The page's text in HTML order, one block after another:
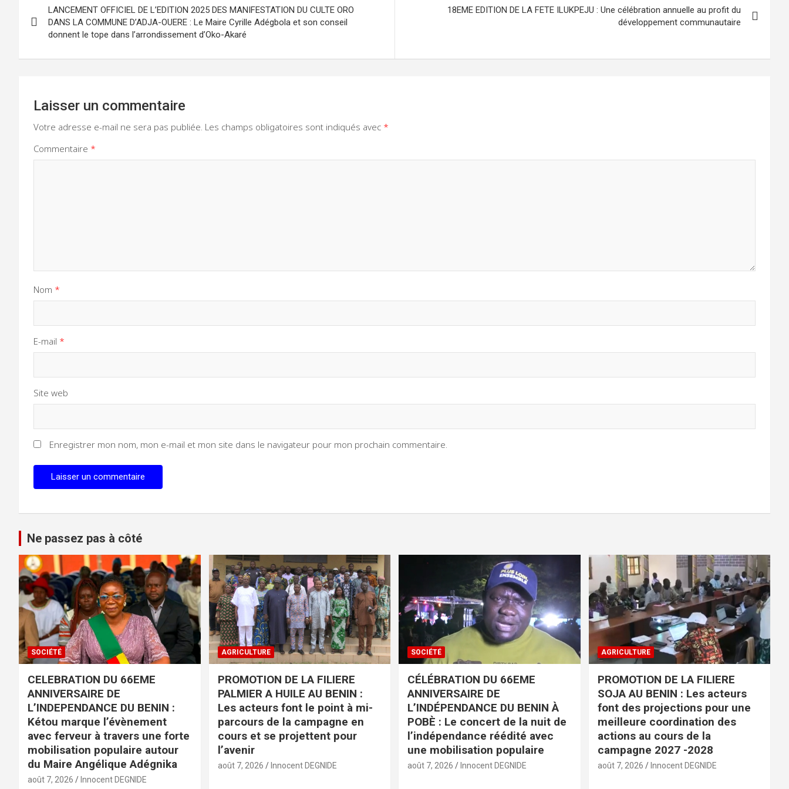
de
LANCEMENT OFFICIEL DE L’EDITION 2025 DES MANIFESTATION DU CULTE ORO
DANS LA COMMUNE D’ADJA-OUERE : Le Maire Cyrille Adégbola et son conseil
donnent le tope dans l’arrondissement d’Oko-Akaré
18EME EDITION DE LA FETE ILUKPEJU : Une célébration annuelle au profit du
développement communautaire
Laisser un commentaire
Votre adresse e-mail ne sera pas publiée. Les champs obligatoires sont indiqués avec *
Commentaire *
Nom *
E-mail *
Site web
Enregistrer mon nom, mon e-mail et mon site dans le navigateur pour mon prochain commentaire.
Ne passez pas à côté
SOCIÉTÉ
CELEBRATION DU 66EME
ANNIVERSAIRE DE
L’INDEPENDANCE DU BENIN :
Kétou marque l’évènement
avec ferveur à travers une forte
mobilisation populaire autour
du Maire Angélique Adégnika
août 7, 2026 Innocent DEGNIDE
AGRICULTURE
PROMOTION DE LA FILIERE
PALMIER A HUILE AU BENIN :
Les acteurs font le point à mi-
parcours de la campagne en
cours et se projettent pour
l’avenir
août 7, 2026 Innocent DEGNIDE
SOCIÉTÉ
CÉLÉBRATION DU 66EME
ANNIVERSAIRE DE
L’INDÉPENDANCE DU BENIN À
POBÈ : Le concert de la nuit de
l’indépendance réédité avec
une mobilisation populaire
août 7, 2026 Innocent DEGNIDE
AGRICULTURE
PROMOTION DE LA FILIERE
SOJA AU BENIN : Les acteurs
font des projections pour une
meilleure coordination des
actions au cours de la
campagne 2027 -2028
août 7, 2026 Innocent DEGNIDE